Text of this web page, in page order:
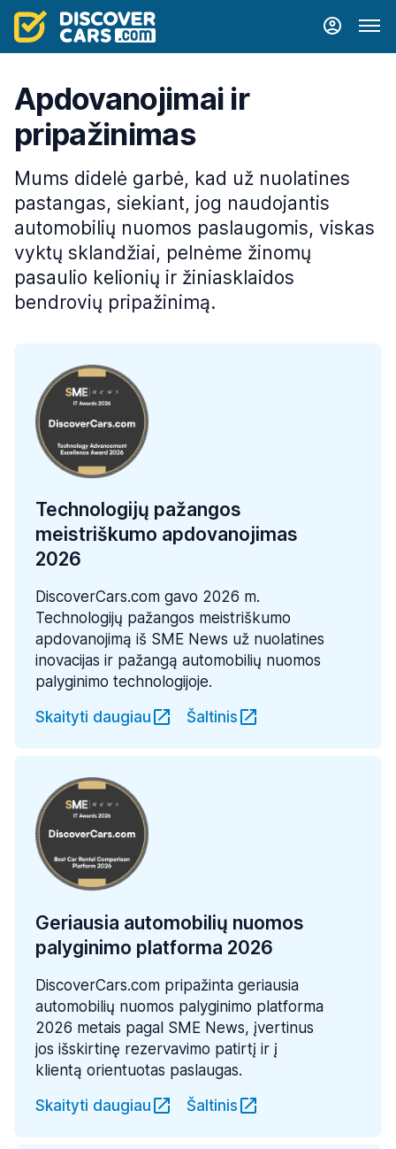
Apdovanojimai ir
pripažinimas
Mums didelė garbė, kad už nuolatines
pastangas, siekiant, jog naudojantis
automobilių nuomos paslaugomis, viskas
vyktų sklandžiai, pelnėme žinomų
pasaulio kelionių ir žiniasklaidos
bendrovių pripažinimą.
Technologijų pažangos
meistriškumo apdovanojimas
2026
DiscoverCars.com gavo 2026 m.
Technologijų pažangos meistriškumo
apdovanojimą iš SME News už nuolatines
inovacijas ir pažangą automobilių nuomos
palyginimo technologijoje.
Skaityti daugiau
Šaltinis
Geriausia automobilių nuomos
palyginimo platforma 2026
DiscoverCars.com pripažinta geriausia
automobilių nuomos palyginimo platforma
2026 metais pagal SME News, įvertinus
jos išskirtinę rezervavimo patirtį ir į
klientą orientuotas paslaugas.
Skaityti daugiau
Šaltinis